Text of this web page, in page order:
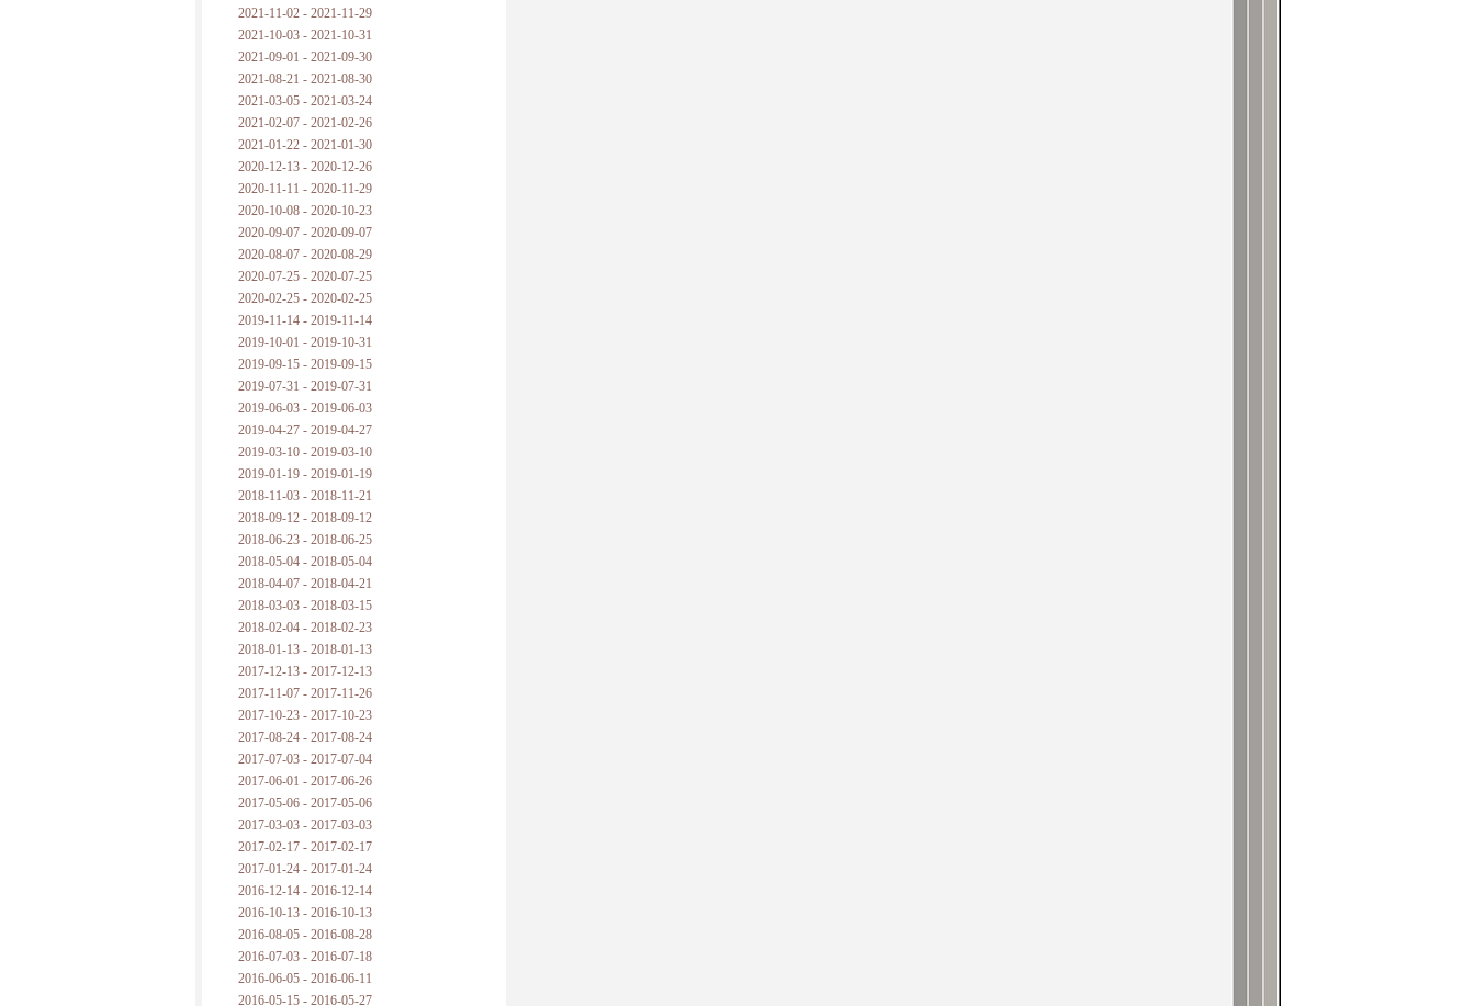
2021-11-02 - 2021-11-29
2021-10-03 - 2021-10-31
2021-09-01 - 2021-09-30
2021-08-21 - 2021-08-30
2021-03-05 - 2021-03-24
2021-02-07 - 2021-02-26
2021-01-22 - 2021-01-30
2020-12-13 - 2020-12-26
2020-11-11 - 2020-11-29
2020-10-08 - 2020-10-23
2020-09-07 - 2020-09-07
2020-08-07 - 2020-08-29
2020-07-25 - 2020-07-25
2020-02-25 - 2020-02-25
2019-11-14 - 2019-11-14
2019-10-01 - 2019-10-31
2019-09-15 - 2019-09-15
2019-07-31 - 2019-07-31
2019-06-03 - 2019-06-03
2019-04-27 - 2019-04-27
2019-03-10 - 2019-03-10
2019-01-19 - 2019-01-19
2018-11-03 - 2018-11-21
2018-09-12 - 2018-09-12
2018-06-23 - 2018-06-25
2018-05-04 - 2018-05-04
2018-04-07 - 2018-04-21
2018-03-03 - 2018-03-15
2018-02-04 - 2018-02-23
2018-01-13 - 2018-01-13
2017-12-13 - 2017-12-13
2017-11-07 - 2017-11-26
2017-10-23 - 2017-10-23
2017-08-24 - 2017-08-24
2017-07-03 - 2017-07-04
2017-06-01 - 2017-06-26
2017-05-06 - 2017-05-06
2017-03-03 - 2017-03-03
2017-02-17 - 2017-02-17
2017-01-24 - 2017-01-24
2016-12-14 - 2016-12-14
2016-10-13 - 2016-10-13
2016-08-05 - 2016-08-28
2016-07-03 - 2016-07-18
2016-06-05 - 2016-06-11
2016-05-15 - 2016-05-27